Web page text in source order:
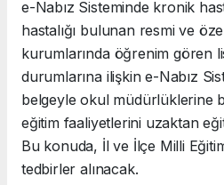
e-Nabız Sisteminde kronik
hastalığı bulunan resmi ve
kurumlarında öğrenim gören
durumlarına ilişkin e-Nabız
belgeyle okul müdürlüklerine
eğitim faaliyetlerini uzaktan
Bu konuda, İl ve İlçe Milli
tedbirler alınacak.